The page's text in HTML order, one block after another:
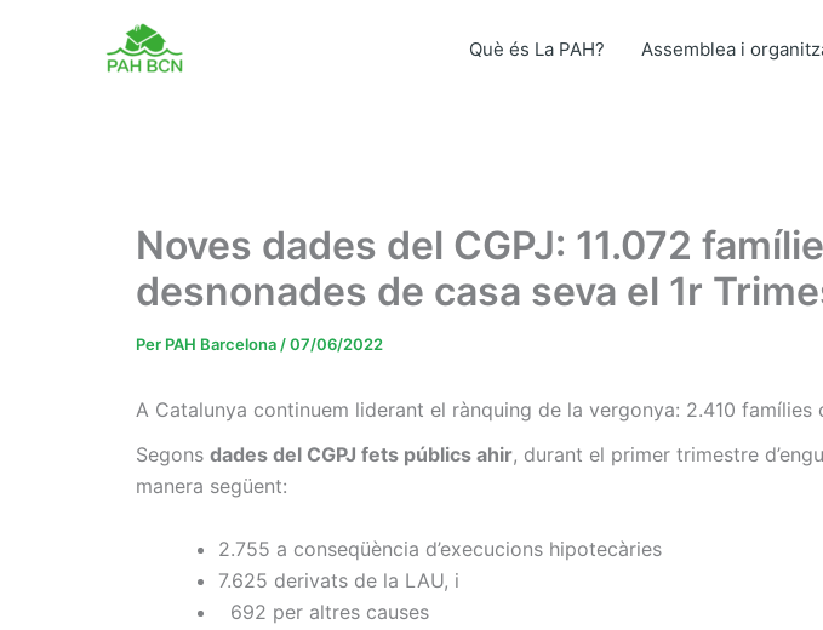
Què és La PAH? Assemblea i
Noves dades del CGPJ: 11.072
desnonades de casa seva el 1r
Per PAH Barcelona /07/06/2022
A Catalunya continuem liderant el rànquing de la vergonya: 2.410
Segons dades del CGPJ fets públics ahir, durant el primer trimestre
manera següent:
2.755 a conseqüència d’execucions hipotecàries
7.625 derivats de la LAU, i
692 per altres causes